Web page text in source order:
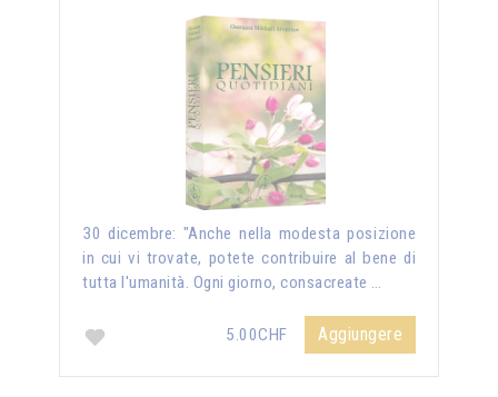
30 dicembre: "Anche nella modesta posizione
in cui vi trovate, potete contribuire al bene di
tutta l'umanità. Ogni giorno, consacreate …
5.00CHF Aggiungere